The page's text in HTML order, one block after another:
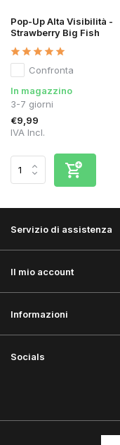
Pop-Up Alta Visibilità -
Strawberry Big Fish
Confronta
In magazzino
3-7 giorni
€9,99
IVA Incl.
Servizio di assistenza
Il mio account
Informazioni
Socials